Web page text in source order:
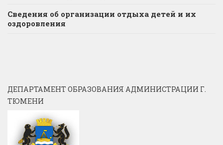
Сведения об организации отдыха детей и их
оздоровления
ДЕПАРТАМЕНТ ОБРАЗОВАНИЯ АДМИНИСТРАЦИИ Г.
ТЮМЕНИ